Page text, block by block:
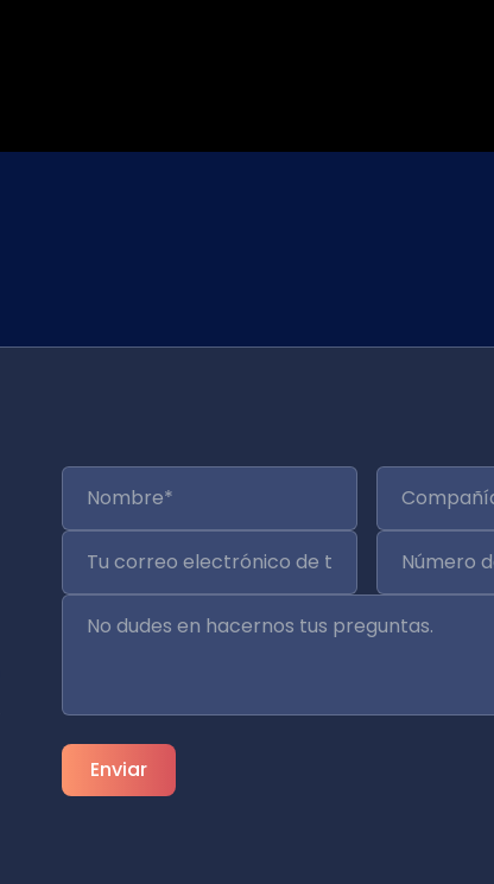
Enviar